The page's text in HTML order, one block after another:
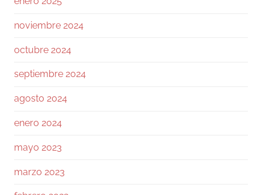
155
El mercado de $BTC muestra una calma
no hay excesos. Las ballenas mantienen ratio
noviembre 2024
octubre 2024
septiembre 2024
agosto 2024
enero 2024
mayo 2023
marzo 2023